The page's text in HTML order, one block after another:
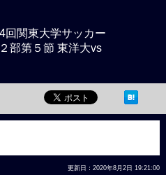
回関東大学サッカー
部第５節 東洋大vs
更新日：2020年8月2日 19:21:00